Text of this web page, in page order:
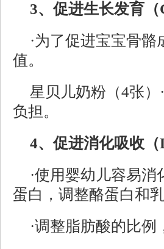
3、促进生长发育（
·为了促进宝宝骨
值。
星贝儿奶粉（4张
负担。
4、促进消化吸收（
·使用婴幼儿容易
蛋白，调整酪蛋白和
·调整脂肪酸的比